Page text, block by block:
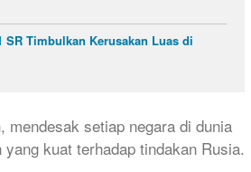
SR Timbulkan Kerusakan Luas di
mendesak setiap negara di dunia
kuat terhadap tindakan Rusia.